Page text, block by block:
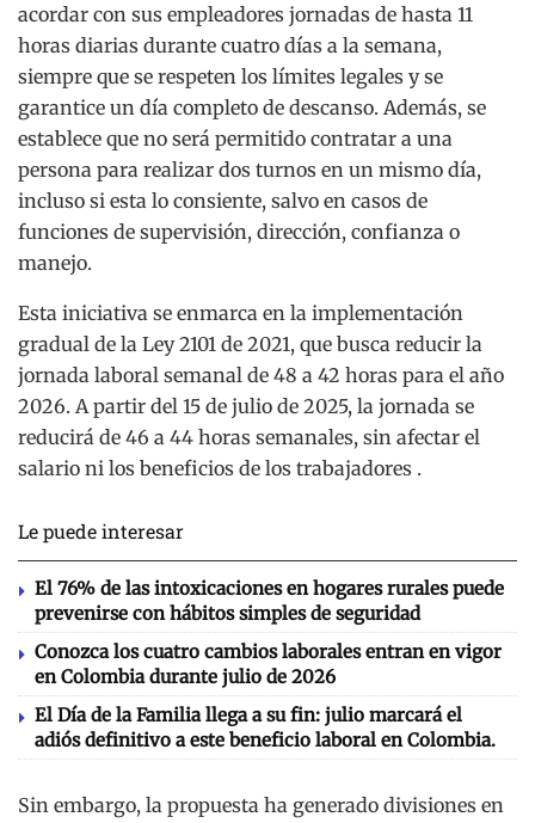
acordar con sus empleadores jornadas de hasta 11
horas diarias durante cuatro días a la semana,
siempre que se respeten los límites legales y se
garantice un día completo de descanso. Además, se
establece que no será permitido contratar a una
persona para realizar dos turnos en un mismo día,
incluso si esta lo consiente, salvo en casos de
funciones de supervisión, dirección, confianza o
manejo.
Esta iniciativa se enmarca en la implementación
gradual de la Ley 2101 de 2021, que busca reducir la
jornada laboral semanal de 48 a 42 horas para el año
2026. A partir del 15 de julio de 2025, la jornada se
reducirá de 46 a 44 horas semanales, sin afectar el
salario ni los beneficios de los trabajadores .
Le puede interesar
El 76% de las intoxicaciones en hogares rurales puede
prevenirse con hábitos simples de seguridad
Conozca los cuatro cambios laborales entran en vigor
en Colombia durante julio de 2026
El Día de la Familia llega a su fin: julio marcará el
adiós definitivo a este beneficio laboral en Colombia.
Sin embargo, la propuesta ha generado divisiones en